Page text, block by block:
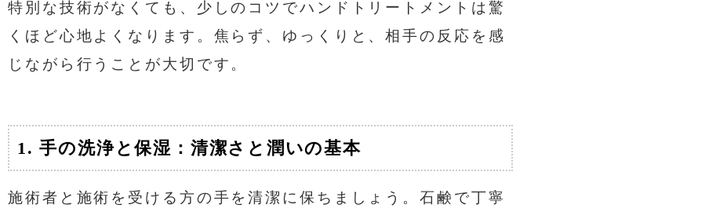
特別な技術がなくても、少しのコツでハンドトリートメントは驚
くほど心地よくなります。焦らず、ゆっくりと、相手の反応を感
じながら行うことが大切です。
1. 手の洗浄と保湿：清潔さと潤いの基本
施術者と施術を受ける方の手を清潔に保ちましょう。石鹸で丁寧